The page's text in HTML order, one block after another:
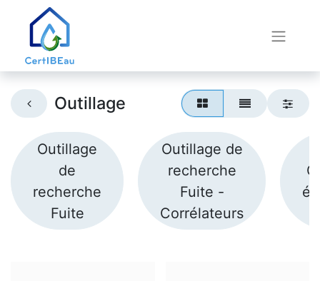
Outillage
Outillage
de
recherche
Fuite
Outillage de
recherche
Fuite -
Corrélateurs